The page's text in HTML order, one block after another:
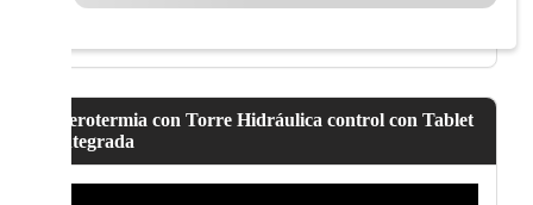
Aerotermia con Torre Hidráulica control con Tablet
Integrada